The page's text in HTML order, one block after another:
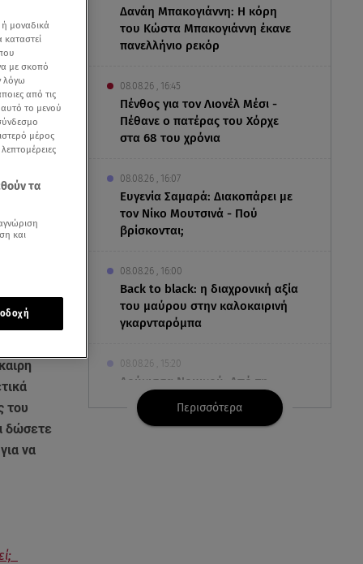
Δανάη Μπακογιάννη: Η κόρη
του Κώστα Μπακογιάννη έκανε
πανελλήνιο ρεκόρ
08.08.26 , 16:45
Πένθος για τον Λιονέλ Μέσι -
Πέθανε ο πατέρας του Χόρχε
στα 68 του χρόνια
08.08.26 , 16:07
Ευγενία Σαμαρά: Διακοπάρει με
τον Νίκο Μουτσινά - Πού
βρίσκονται;
08.08.26 , 16:00
Back to black: η διαχρονική αξία
του μαύρου στην καλοκαιρινή
γκαρνταρόμπα
08.08.26 , 15:20
Δούκισσα Νομικού: Από τη
Μύκονο «πετάχτηκε» στη
Γαλλική Πολυνησία!
Περισσότερα
του
δώσετε
να
μοναδικά
με σκοπό
λόγω
από τις
αυτό το μενού
μέρος
τα
και